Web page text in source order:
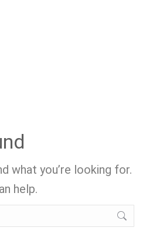
what you’re looking for.
help.